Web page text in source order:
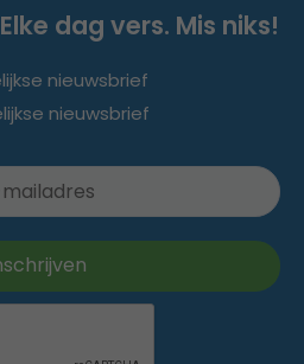
dag vers. Mis niks!
nieuwsbrief
nieuwsbrief